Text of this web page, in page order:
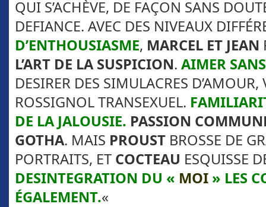
QUI S’ACHÈVE, DE FAÇON SANS
DEFIANCE. AVEC DES NIVEAUX
D’ENTHOUSIASME, MARCEL ET JEAN
L’ART DE LA SUSPICION. AIMER
DESIRER DES SIMULACRES D’AMOUR,
ROSSIGNOL TRANSEXUEL.
DE LA JALOUSIE. PASSION
GOTHA. MAIS PROUST BROSSE DE
PORTRAITS, ET COCTEAU ESQUISSE
DESINTEGRATION DU « MOI » LES
ÉGALEMENT.«